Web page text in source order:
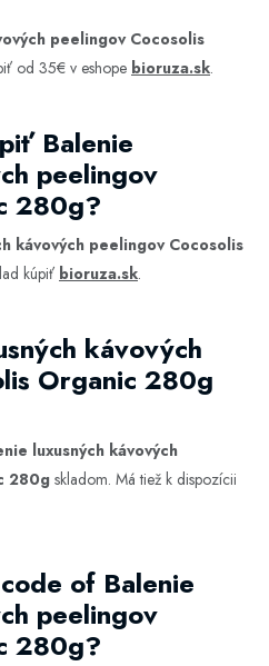
peelingov Cocosolis
od 35€ v eshope bioruza.sk.
Balenie
peelingov
280g?
kávových peelingov Cocosolis
kúpiť bioruza.sk.
kávových
Organic 280g
luxusných kávových
280g skladom. Má tiež k dispozícii
of Balenie
peelingov
280g?